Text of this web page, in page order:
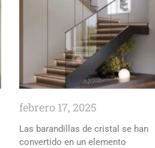
febrero 17, 2025
Las barandillas de cristal se han
convertido en un elemento